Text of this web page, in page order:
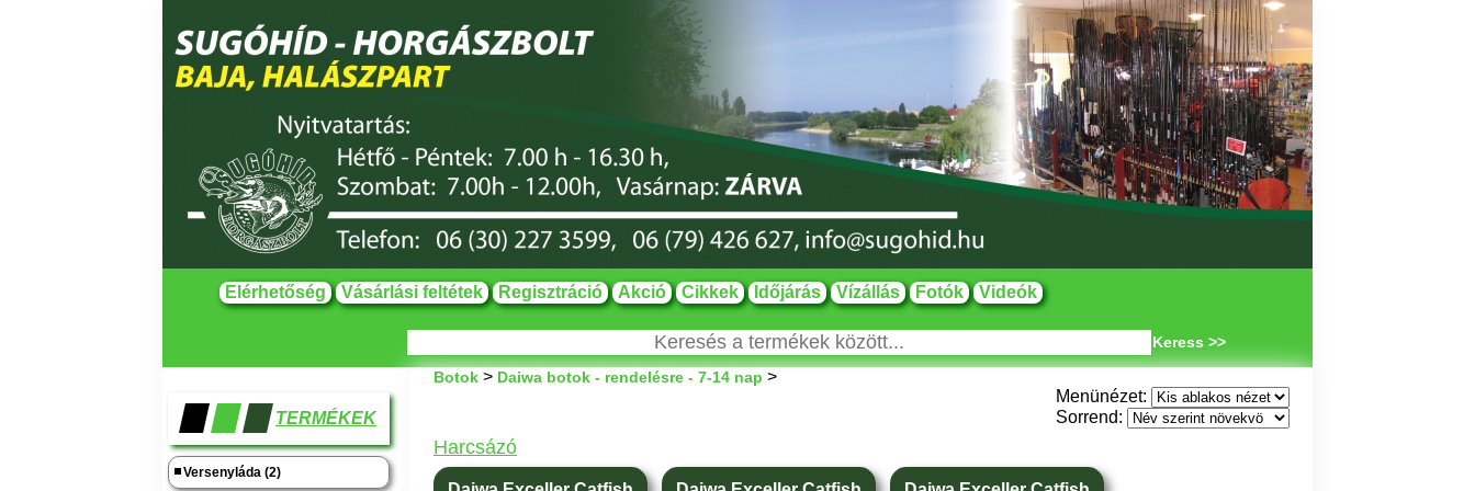
Elérhetőség Vásárlási feltétek Regisztráció Akció Cikkek Időjárás Vízállás Fotók Videók
Keress >>
TERMÉKEK
Versenyláda (2)
Botok > Daiwa botok - rendelésre - 7-14 nap >
Menünézet:
Sorrend:
Harcsázó